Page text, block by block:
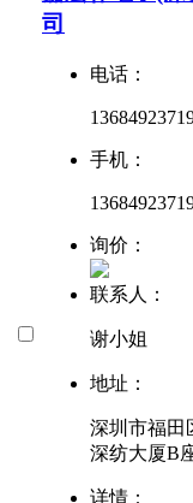
司
电话：
手机：
询价：
联系人：
谢小姐
地址：
深圳市福田
深纺大厦B
详情：